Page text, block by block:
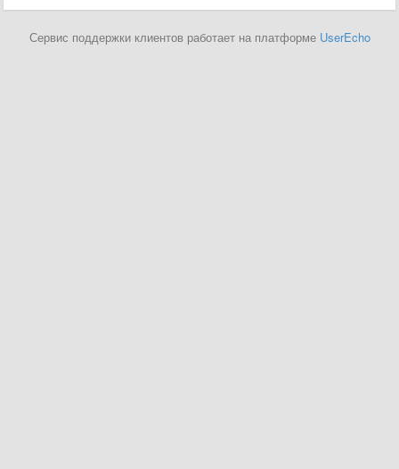
Сервис поддержки клиентов работает на платформе UserEcho